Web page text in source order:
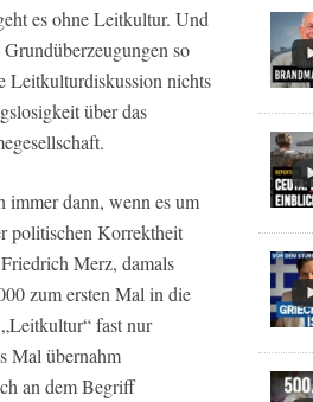
es ohne Leitkultur. Und
so
Leitkulturdiskussion nichts
über das
dann, wenn es um
politischen Korrektheit
Merz, damals
zum ersten Mal in die
fast nur
Mal übernahm
an dem Begriff